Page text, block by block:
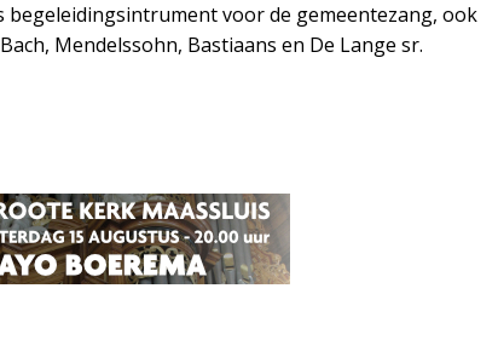
begeleidingsintrument voor de gemeentezang, ook
Mendelssohn, Bastiaans en De Lange sr.